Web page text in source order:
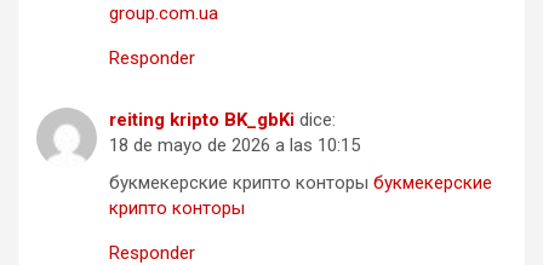
group.com.ua
Responder
reiting kripto BK_gbKi dice:
18 de mayo de 2026 a las 10:15
букмекерские крипто конторы букмекерские
крипто конторы
Responder